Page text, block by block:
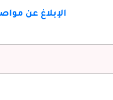
الإبلاغ عن